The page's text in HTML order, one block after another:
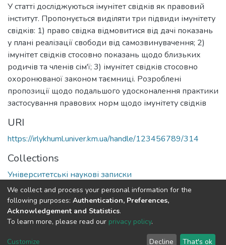
У статті досліджуються імунітет свідків як правовий
інститут. Пропонується виділяти три підвиди імунітету
свідків: 1) право свідка відмовитися від дачі показань
у плані реалізації свободи від самозвинувачення; 2)
імунітет свідків стосовно показань щодо близьких
родичів та членів сім'ї; 3) імунітет свідків стосовно
охоронюваної законом таємниці. Розроблені
пропозиції щодо подальшого удосконалення практики
застосування правових норм щодо імунітету свідків
URI
https://irlykhuml.univer.km.ua/handle/123456789/314
Collections
Університетські наукові записки
Full item page
DSpace software copyright © 2002-2026
Cookie End User Send
We collect and process your personal information for the
following purposes: Authentication, Preferences,
Acknowledgement and Statistics.
To learn more, please read our privacy policy.
Customize Decline That's ok